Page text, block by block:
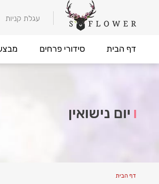
עגלת קניות
דף הבית סידורי פרחים
יום נישואין
דף הבית